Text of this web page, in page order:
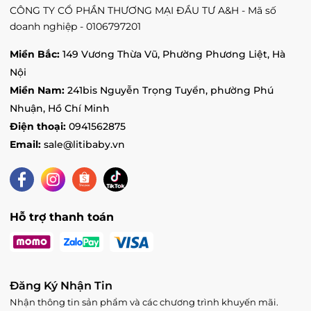
LITIBABY - Vincom Hà Tĩnh - Ngã tư đường
Hà Huy Tập, Phường Hà Huy Tập, Hà Tĩnh
Vin Việt Trì - 2 đường Hùng Vương, Phường
Tiên Cát, Phú Thọ
Tình trạng:Hết hàng
Vincom Tuyen Quang - 260 đường Quang
Trung, Phường Phan Thiết, Tuyên Quang
Tình trạng: Còn hàng
Xã Thủy Triều, Hải Phòng
Tình trạng: Hết hàng
Vin Yên Bái - 116 Lý Đạo Thành, Phường
Nguyễn Thái Học, Yên Bái
Tình trạng: Còn hàng
Tình trạng:Còn hàng
CÔNG TY CỔ PHẦN THƯƠNG MẠI ĐẦU TƯ A&H - Mã số
doanh nghiệp - 0106797201
Miền Bắc: 149 Vương Thừa Vũ, Phường Phương Liệt, Hà
Nội
Miền Nam: 241bis Nguyễn Trọng Tuyển, phường Phú
Nhuận, Hồ Chí Minh
Điện thoại: 0941562875
Email: sale@litibaby.vn
Hỗ trợ thanh toán
Đăng Ký Nhận Tin
Nhận thông tin sản phẩm và các chương trình khuyến mãi.